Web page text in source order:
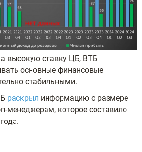
высокую ставку ЦБ, ВТБ
основные финансовые
стабильными.
раскрыл информацию о размере
менеджерам, которое составило